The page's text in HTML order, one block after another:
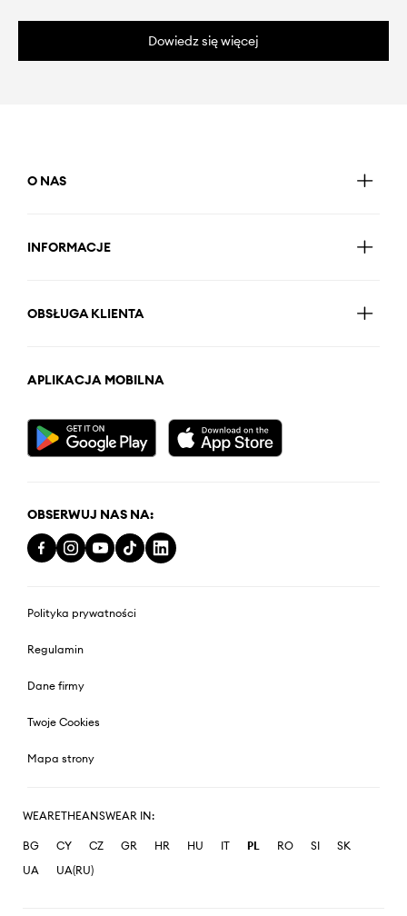
Dowiedz się więcej
O NAS
INFORMACJE
OBSŁUGA KLIENTA
APLIKACJA MOBILNA
OBSERWUJ NAS NA:
Polityka prywatności
Regulamin
Dane firmy
Twoje Cookies
Mapa strony
WEARETHEANSWEAR IN:
BG CY CZ GR HR HU IT PL RO SI
SK
UA
UA(RU)